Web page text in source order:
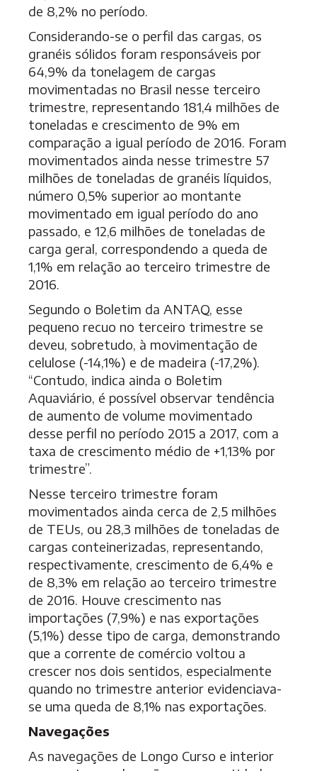
de 8,2% no período.
Considerando-se o perfil das cargas, os
granéis sólidos foram responsáveis por
64,9% da tonelagem de cargas
movimentadas no Brasil nesse terceiro
trimestre, representando 181,4 milhões de
toneladas e crescimento de 9% em
comparação a igual período de 2016. Foram
movimentados ainda nesse trimestre 57
milhões de toneladas de granéis líquidos,
número 0,5% superior ao montante
movimentado em igual período do ano
passado, e 12,6 milhões de toneladas de
carga geral, correspondendo a queda de
1,1% em relação ao terceiro trimestre de
2016.
Segundo o Boletim da ANTAQ, esse
pequeno recuo no terceiro trimestre se
deveu, sobretudo, à movimentação de
celulose (-14,1%) e de madeira (-17,2%).
“Contudo, indica ainda o Boletim
Aquaviário, é possível observar tendência
de aumento de volume movimentado
desse perfil no período 2015 a 2017, com a
taxa de crescimento médio de +1,13% por
trimestre”.
Nesse terceiro trimestre foram
movimentados ainda cerca de 2,5 milhões
de TEUs, ou 28,3 milhões de toneladas de
cargas conteinerizadas, representando,
respectivamente, crescimento de 6,4% e
de 8,3% em relação ao terceiro trimestre
de 2016. Houve crescimento nas
importações (7,9%) e nas exportações
(5,1%) desse tipo de carga, demonstrando
que a corrente de comércio voltou a
crescer nos dois sentidos, especialmente
quando no trimestre anterior evidenciava-
se uma queda de 8,1% nas exportações.
Navegações
As navegações de Longo Curso e interior